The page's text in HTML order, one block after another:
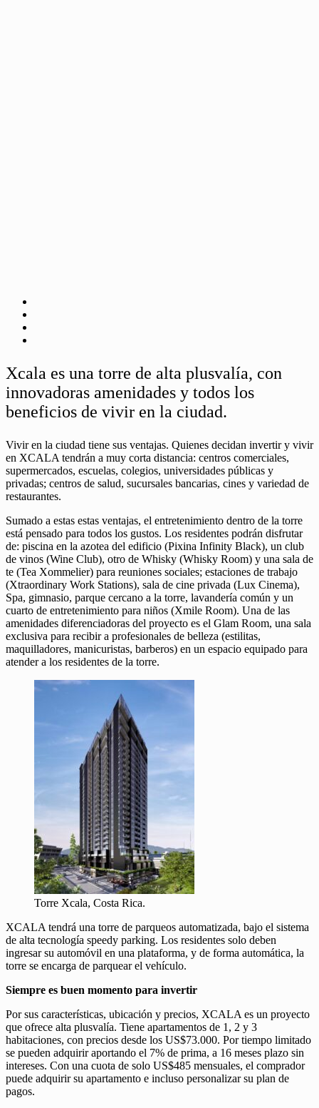
Xcala es una torre de alta plusvalía, con
innovadoras amenidades y todos los
beneficios de vivir en la ciudad.
Vivir en la ciudad tiene sus ventajas. Quienes decidan invertir y vivir
en XCALA tendrán a muy corta distancia: centros comerciales,
supermercados, escuelas, colegios, universidades públicas y
privadas; centros de salud, sucursales bancarias, cines y variedad de
restaurantes.
Sumado a estas estas ventajas, el entretenimiento dentro de la torre
está pensado para todos los gustos. Los residentes podrán disfrutar
de: piscina en la azotea del edificio (Pixina Infinity Black), un club
de vinos (Wine Club), otro de Whisky (Whisky Room) y una sala de
te (Tea Xommelier) para reuniones sociales; estaciones de trabajo
(Xtraordinary Work Stations), sala de cine privada (Lux Cinema),
Spa, gimnasio, parque cercano a la torre, lavandería común y un
cuarto de entretenimiento para niños (Xmile Room). Una de las
amenidades diferenciadoras del proyecto es el Glam Room, una sala
exclusiva para recibir a profesionales de belleza (estilitas,
maquilladores, manicuristas, barberos) en un espacio equipado para
atender a los residentes de la torre.
Torre Xcala, Costa Rica.
XCALA tendrá una torre de parqueos automatizada, bajo el sistema
de alta tecnología speedy parking. Los residentes solo deben
ingresar su automóvil en una plataforma, y de forma automática, la
torre se encarga de parquear el vehículo.
Siempre es buen momento para invertir
Por sus características, ubicación y precios, XCALA es un proyecto
que ofrece alta plusvalía. Tiene apartamentos de 1, 2 y 3
habitaciones, con precios desde los US$73.000. Por tiempo limitado
se pueden adquirir aportando el 7% de prima, a 16 meses plazo sin
intereses. Con una cuota de solo US$485 mensuales, el comprador
puede adquirir su apartamento e incluso personalizar su plan de
pagos.